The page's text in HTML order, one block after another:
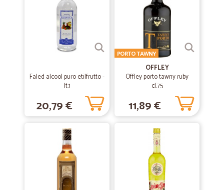
velocità e precisione
velocità e precisione
Prezzi convenienti
Prezzi convenienti, spedizione accurata e rapidissima, tutto bene
dita molto seria la consiglio.
dita molto seria la consiglio.
—
Faled alcool puro etilfrutto -
lt.1
20,79 €
OFFLEY
Offley porto tawny ruby
cl.75
PORTO TAWNY
11,89 €